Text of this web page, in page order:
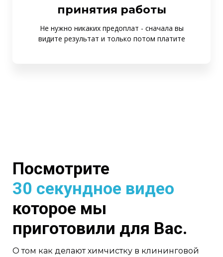
принятия работы
Не нужно никаких предоплат - сначала вы
видите результат и только потом платите
Посмотрите
30 секундное видео
которое мы
приготовили для Вас.
О том как делают химчистку в клининговой